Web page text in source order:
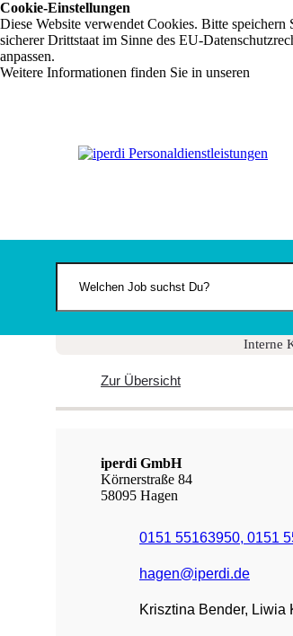
Cookie-Einstellungen
Diese Website verwendet Cookies. Bitte
sicherer Drittstaat im Sinne des EU-
anpassen.
Weitere Informationen finden Sie in unseren
Interne
Zur Übersicht
iperdi GmbH
Körnerstraße 84
58095 Hagen
0151 55163950, 0151
hagen@iperdi.de
Krisztina Bender, Liwia
Initiativkontakt
Jobbörse
Deine Vorteile bei iperdi
Unternehmen
Spezialisierte
Branchenübersicht
Das ist iperdi
News
Keyfacts und Management
Soziales Engagement
GUB
Capitol
iperdi in Deiner Nähe